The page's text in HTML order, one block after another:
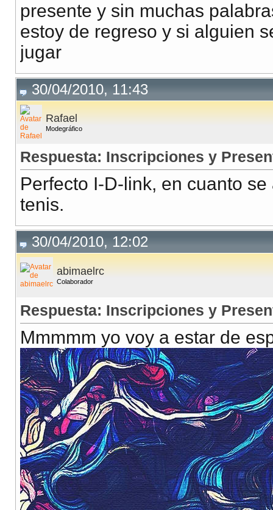
presente y sin muchas
estoy de regreso y si alguien
jugar
30/04/2010, 11:43
Rafael
Modegráfico
Respuesta: Inscripciones y
Perfecto I-D-link, en cuanto
tenis.
30/04/2010, 12:02
abimaelrc
Colaborador
Respuesta: Inscripciones y
Mmmmm yo voy a estar de